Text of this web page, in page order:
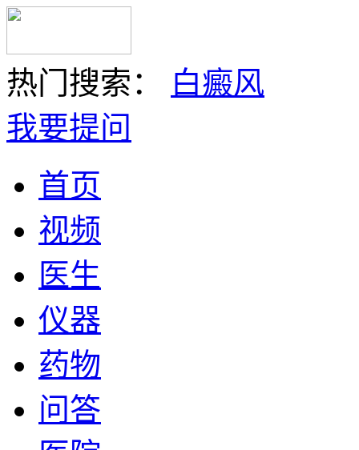
热门搜索：
白癜风
我要提问
首页
视频
医生
仪器
药物
问答